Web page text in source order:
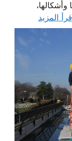
اقرأ المزيد